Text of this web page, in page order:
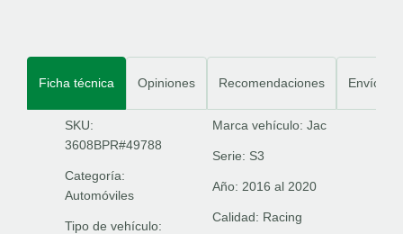
Ficha técnica Opiniones Recomendaciones Envíos
SKU:
3608BPR#49788
Categoría:
Automóviles
Tipo de vehículo:
Marca vehículo: Jac
Serie: S3
Año: 2016 al 2020
Calidad: Racing